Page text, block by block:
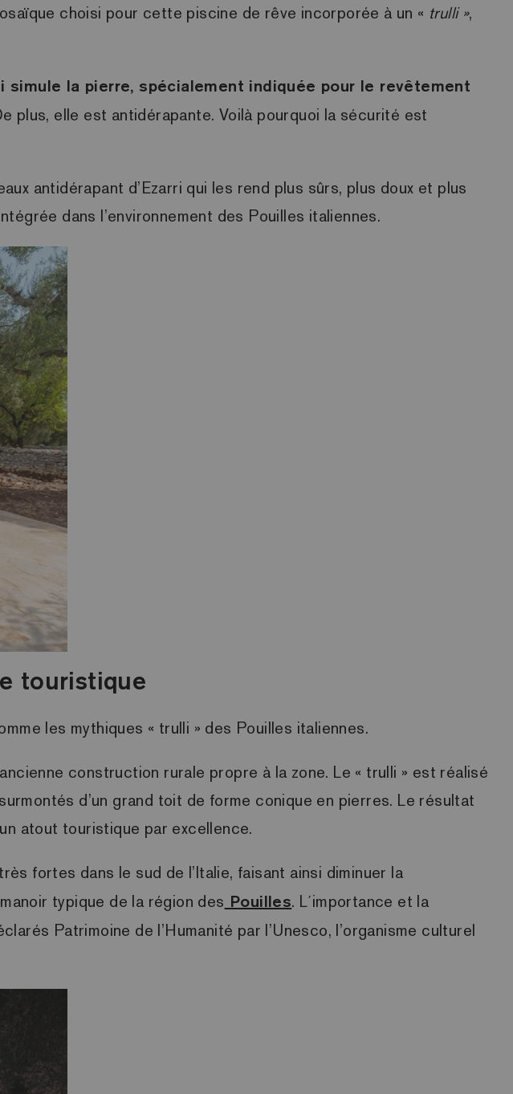
choisi pour cette piscine de rêve incorporée à un « trulli »,
la pierre, spécialement indiquée pour le revêtement
plus, elle est antidérapante. Voilà pourquoi la sécurité est
antidérapant d’Ezarri qui les rend plus sûrs, plus doux et plus
dans l’environnement des Pouilles italiennes.
touristique
les mythiques « trulli » des Pouilles italiennes.
construction rurale propre à la zone. Le « trulli » est réalisé
d’un grand toit de forme conique en pierres. Le résultat
atout touristique par excellence.
fortes dans le sud de l’Italie, faisant ainsi diminuer la
typique de la région des Pouilles. L´importance et la
Patrimoine de l’Humanité par l’Unesco, l’organisme culturel